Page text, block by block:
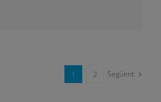
1 2 Següent